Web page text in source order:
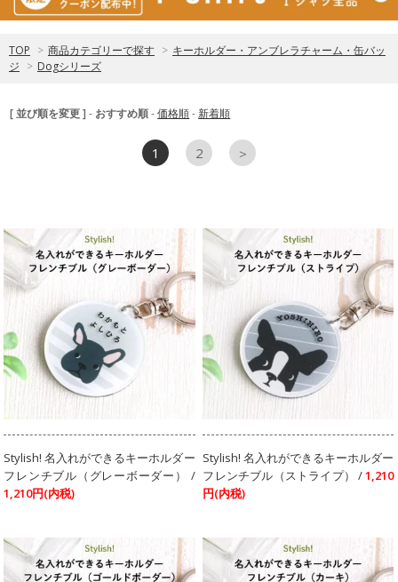
TOP > 商品カテゴリーで探す > キーホルダー・アンブレラチャーム・缶バッ
ジ > Dogシリーズ
[ 並び順を変更 ] - おすすめ順-価格順-新着順
1 2 ＞
Stylish! 名入れができるキーホルダー
フレンチブル（グレーボーダー） /
1,210円(内税)
Stylish! 名入れができるキーホルダー
フレンチブル（ストライプ） /1,210
円(内税)